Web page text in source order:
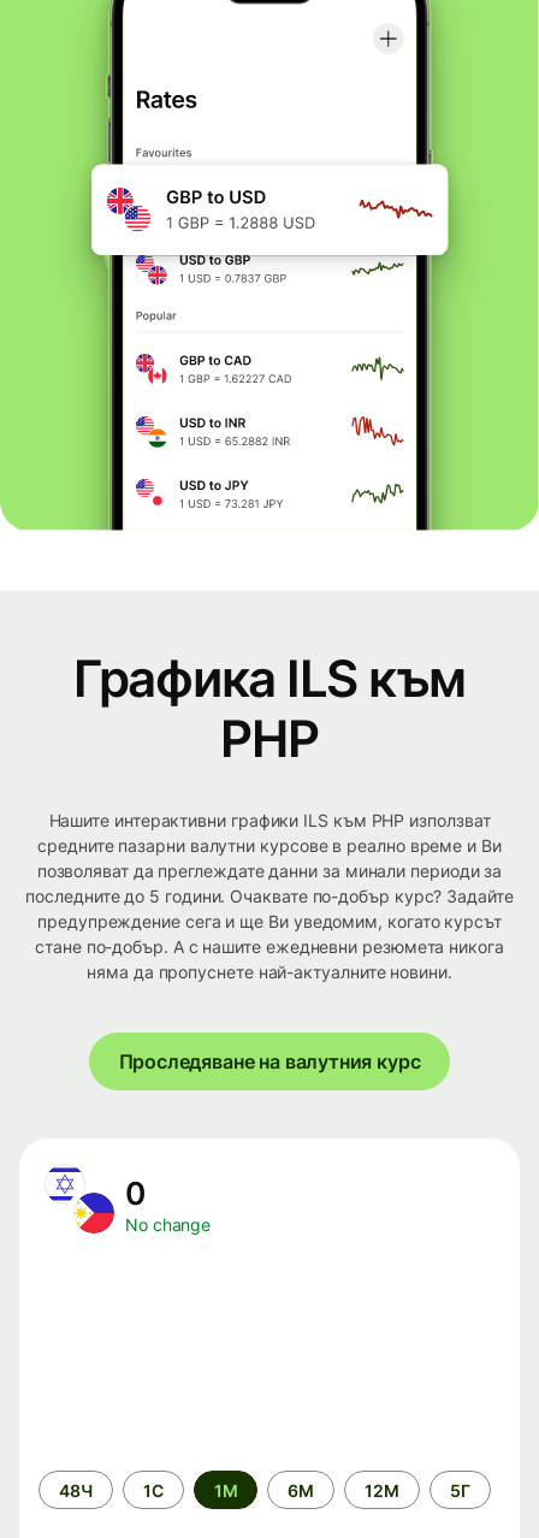
Графика ILS към
PHP
Нашите интерактивни графики ILS към PHP използват
средните пазарни валутни курсове в реално време и Ви
позволяват да преглеждате данни за минали периоди за
последните до 5 години. Очаквате по-добър курс? Задайте
предупреждение сега и ще Ви уведомим, когато курсът
стане по-добър. А с нашите ежедневни резюмета никога
няма да пропуснете най-актуалните новини.
Проследяване на валутния курс
0
No change
Time
period
48Ч 1С 1М 6М 12М 5Г